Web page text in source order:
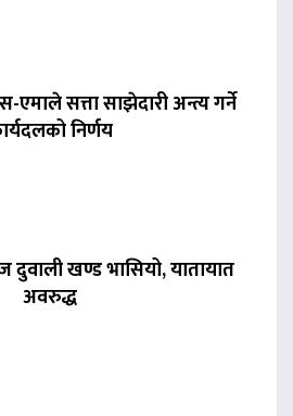
एमाले सत्ता साझेदारी अन्त्य गर्ने
निर्णय
दुवाली खण्ड भासियो, यातायात
अवरुद्ध